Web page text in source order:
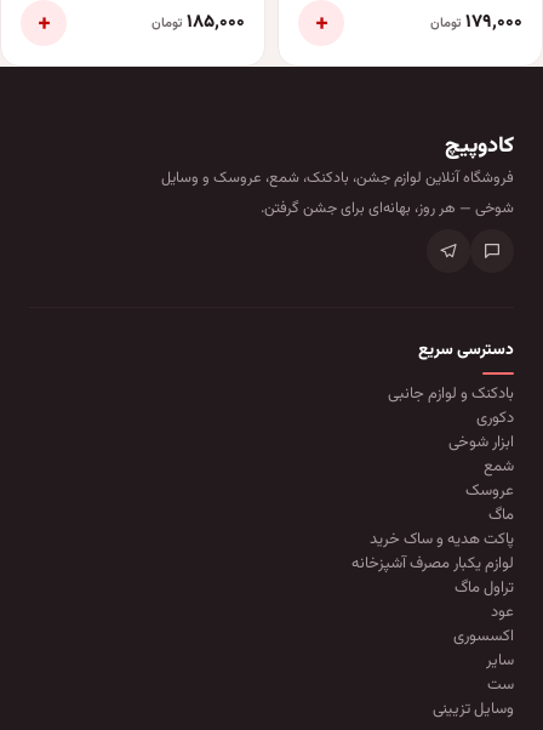
۱۷۹٬۰۰۰ تومان + ۱۸۵٬۰۰۰ تومان +
کادوپیچ
فروشگاه آنلاین لوازم جشن، بادکنک، شمع، عروسک و وسایل
شوخی — هر روز، بهانه‌ای برای جشن گرفتن.
دسترسی سریع
بادکنک و لوازم جانبی
دکوری
ابزار شوخی
شمع
عروسک
ماگ
پاکت هدیه و ساک خرید
لوازم یکبار مصرف آشپزخانه
تراول ماگ
عود
اکسسوری
سایر
ست
وسایل تزیینی